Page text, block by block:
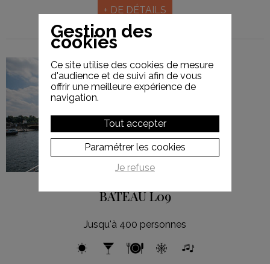
+ DE DÉTAILS
L09
BATEAU L09
Jusqu'à 400 personnes
Gestion des
cookies
Ce site utilise des cookies de mesure
d'audience et de suivi afin de vous
offrir une meilleure expérience de
navigation.
Tout accepter
Paramétrer les cookies
Je refuse